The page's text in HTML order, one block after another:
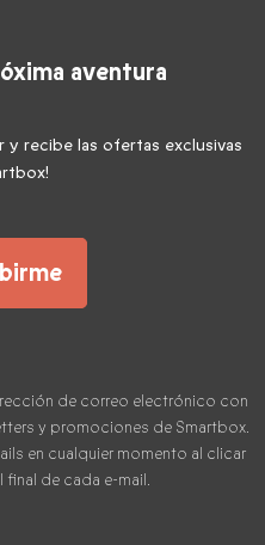
aventura
y recibe las ofertas exclusivas
de correo electrónico con
y promociones de Smartbox.
en cualquier momento al clicar
final de cada e-mail.